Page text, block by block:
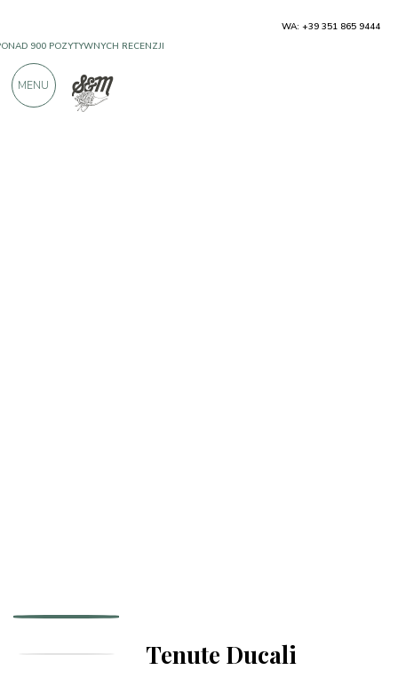
Tenute Ducali
WA: +39 351 865 9444
MENU